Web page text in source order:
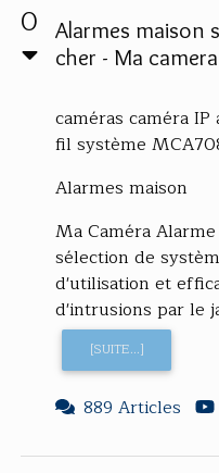
0
Alarmes maison
cher - Ma
caméras caméra
fil système
Alarmes maison
Ma Caméra
sélection de
d'utilisation et
d'intrusions par le
[SUITE...]
889 Articles